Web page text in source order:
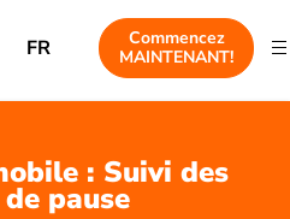
FR
Commencez
MAINTENANT!
: Suivi des
pause